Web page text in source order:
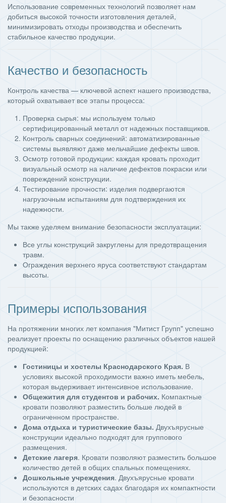
Использование современных технологий позволяет нам
добиться высокой точности изготовления деталей,
минимизировать отходы производства и обеспечить
стабильное качество продукции.
Качество и безопасность
Контроль качества — ключевой аспект нашего производства,
который охватывает все этапы процесса:
Проверка сырья: мы используем только
сертифицированный металл от надежных поставщиков.
Контроль сварных соединений: автоматизированные
системы выявляют даже мельчайшие дефекты швов.
Осмотр готовой продукции: каждая кровать проходит
визуальный осмотр на наличие дефектов покраски или
повреждений конструкции.
Тестирование прочности: изделия подвергаются
нагрузочным испытаниям для подтверждения их
надежности.
Мы также уделяем внимание безопасности эксплуатации:
Все углы конструкций закруглены для предотвращения
травм.
Ограждения верхнего яруса соответствуют стандартам
высоты.
Примеры использования
На протяжении многих лет компания "Митист Групп" успешно
реализует проекты по оснащению различных объектов нашей
продукцией:
Гостиницы и хостелы Краснодарского Края. В
условиях высокой проходимости важно иметь мебель,
которая выдерживает интенсивное использование.
Общежития для студентов и рабочих. Компактные
кровати позволяют разместить больше людей в
ограниченном пространстве.
Дома отдыха и туристические базы. Двухъярусные
конструкции идеально подходят для группового
размещения.
Детские лагеря. Кровати позволяют разместить большое
количество детей в общих спальных помещениях.
Дошкольные учреждения. Двухъярусные кровати
используются в детских садах благодаря их компактности
и безопасности